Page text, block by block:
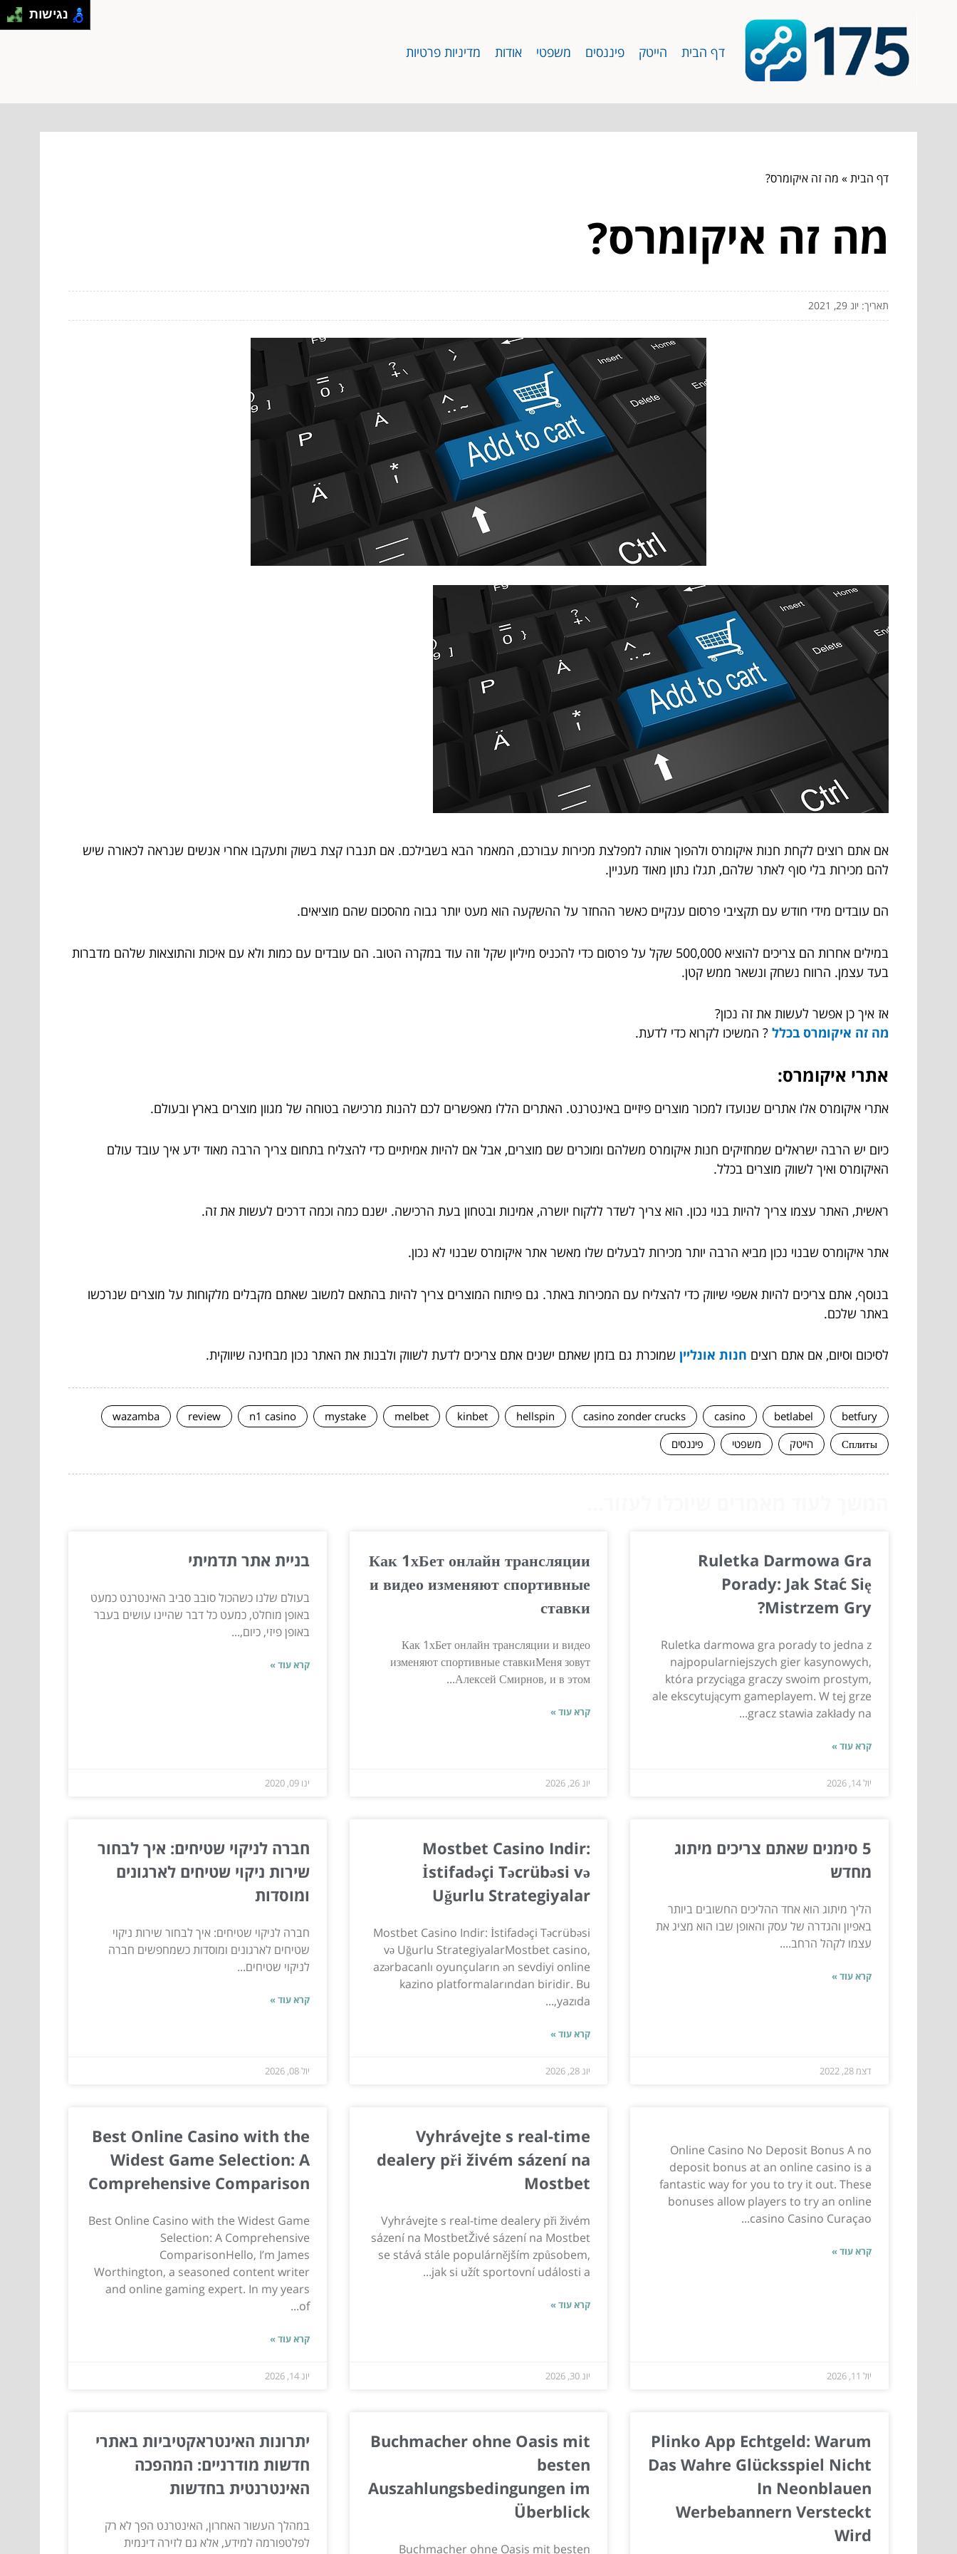
דף הבית הייטק פיננסים משפטי אודות מדיניות פרטיות
דף הבית» מה זה איקומרס?
מה זה איקומרס?
תאריך: יונ 29, 2021
אם אתם רוצים לקחת חנות איקומרס ולהפוך אותה למפלצת מכירות עבורכם, המאמר הבא בשבילכם. אם תנברו קצת בשוק ותעקבו אחרי אנשים שנראה לכאורה שיש
להם מכירות בלי סוף לאתר שלהם, תגלו נתון מאוד מעניין.
הם עובדים מידי חודש עם תקציבי פרסום ענקיים כאשר ההחזר על ההשקעה הוא מעט יותר גבוה מהסכום שהם מוציאים.
במילים אחרות הם צריכים להוציא 500,000 שקל על פרסום כדי להכניס מיליון שקל וזה עוד במקרה הטוב. הם עובדים עם כמות ולא עם איכות והתוצאות שלהם מדברות
בעד עצמן. הרווח נשחק ונשאר ממש קטן.
אז איך כן אפשר לעשות את זה נכון?
מה זה איקומרס בכלל ? המשיכו לקרוא כדי לדעת.
אתרי איקומרס:
אתרי איקומרס אלו אתרים שנועדו למכור מוצרים פיזיים באינטרנט. האתרים הללו מאפשרים לכם להנות מרכישה בטוחה של מגוון מוצרים בארץ ובעולם.
כיום יש הרבה ישראלים שמחזיקים חנות איקומרס משלהם ומוכרים שם מוצרים, אבל אם להיות אמיתיים כדי להצליח בתחום צריך הרבה מאוד ידע איך עובד עולם
האיקומרס ואיך לשווק מוצרים בכלל.
ראשית, האתר עצמו צריך להיות בנוי נכון. הוא צריך לשדר ללקוח יושרה, אמינות ובטחון בעת הרכישה. ישנם כמה וכמה דרכים לעשות את זה.
אתר איקומרס שבנוי נכון מביא הרבה יותר מכירות לבעלים שלו מאשר אתר איקומרס שבנוי לא נכון.
בנוסף, אתם צריכים להיות אשפי שיווק כדי להצליח עם המכירות באתר. גם פיתוח המוצרים צריך להיות בהתאם למשוב שאתם מקבלים מלקוחות על מוצרים שנרכשו
באתר שלכם.
לסיכום וסיום, אם אתם רוצים חנות אונליין שמוכרת גם בזמן שאתם ישנים אתם צריכים לדעת לשווק ולבנות את האתר נכון מבחינה שיווקית.
betfury
betlabel
casino
casino zonder crucks
hellspin
kinbet
melbet
mystake
n1 casino
review
wazamba
Сплиты
הייטק משפטי פיננסים
Ruletka Darmowa Gra
Porady: Jak Stać Się
Mistrzem Gry?
Ruletka darmowa gra porady to jedna z
najpopularniejszych gier kasynowych,
która przyciąga graczy swoim prostym,
ale ekscytującym gameplayem. W tej grze
gracz stawia zakłady na...
קרא עוד »
יול 14, 2026
Как 1хБет онлайн трансляции
и видео изменяют спортивные
ставки
Как 1хБет онлайн трансляции и видео
изменяют спортивные ставкиМеня зовут
Алексей Смирнов, и в этом...
קרא עוד »
יונ 26, 2026
בניית אתר תדמיתי
בעולם שלנו כשהכול סובב סביב האינטרנט כמעט
באופן מוחלט, כמעט כל דבר שהיינו עושים בעבר
באופן פיזי, כיום,...
קרא עוד »
ינו 09, 2020
5 סימנים שאתם צריכים מיתוג
מחדש
הליך מיתוג הוא אחד ההליכים החשובים ביותר
באפיון והגדרה של עסק והאופן שבו הוא מציג את
עצמו לקהל הרחב....
קרא עוד »
דצמ 28, 2022
Mostbet Casino Indir:
İstifadəçi Təcrübəsi və
Uğurlu Strategiyalar
Mostbet Casino Indir: İstifadəçi Təcrübəsi
və Uğurlu StrategiyalarMostbet casino,
azərbacanlı oyunçuların ən sevdiyi online
kazino platformalarından biridir. Bu
yazıda,...
קרא עוד »
יונ 28, 2026
חברה לניקוי שטיחים: איך לבחור
שירות ניקוי שטיחים לארגונים
ומוסדות
חברה לניקוי שטיחים: איך לבחור שירות ניקוי
שטיחים לארגונים ומוסדות כשמחפשים חברה
לניקוי שטיחים...
קרא עוד »
יול 08, 2026
Online Casino No Deposit Bonus A no
deposit bonus at an online casino is a
fantastic way for you to try it out. These
bonuses allow players to try an online
casino Casino Curaçao...
קרא עוד »
יול 11, 2026
Vyhrávejte s real-time
dealery při živém sázení na
Mostbet
Vyhrávejte s real-time dealery při živém
sázení na MostbetŽivé sázení na Mostbet
se stává stále populárnějším způsobem,
jak si užít sportovní události a...
קרא עוד »
יונ 30, 2026
Best Online Casino with the
Widest Game Selection: A
Comprehensive Comparison
Best Online Casino with the Widest Game
Selection: A Comprehensive
ComparisonHello, I’m James
Worthington, a seasoned content writer
and online gaming expert. In my years
of...
קרא עוד »
יונ 14, 2026
Plinko App Echtgeld: Warum
Das Wahre Glücksspiel Nicht
In Neonblauen
Werbebannern Versteckt
Wird
Buchmacher ohne Oasis mit
besten
Auszahlungsbedingungen im
Überblick
Buchmacher ohne Oasis mit besten
יתרונות האינטראקטיביות באתרי
חדשות מודרניים: המהפכה
האינטרנטית בחדשות
במהלך העשור האחרון, האינטרנט הפך לא רק
לפלטפורמה למידע, אלא גם לזירה דינמית
נגישות